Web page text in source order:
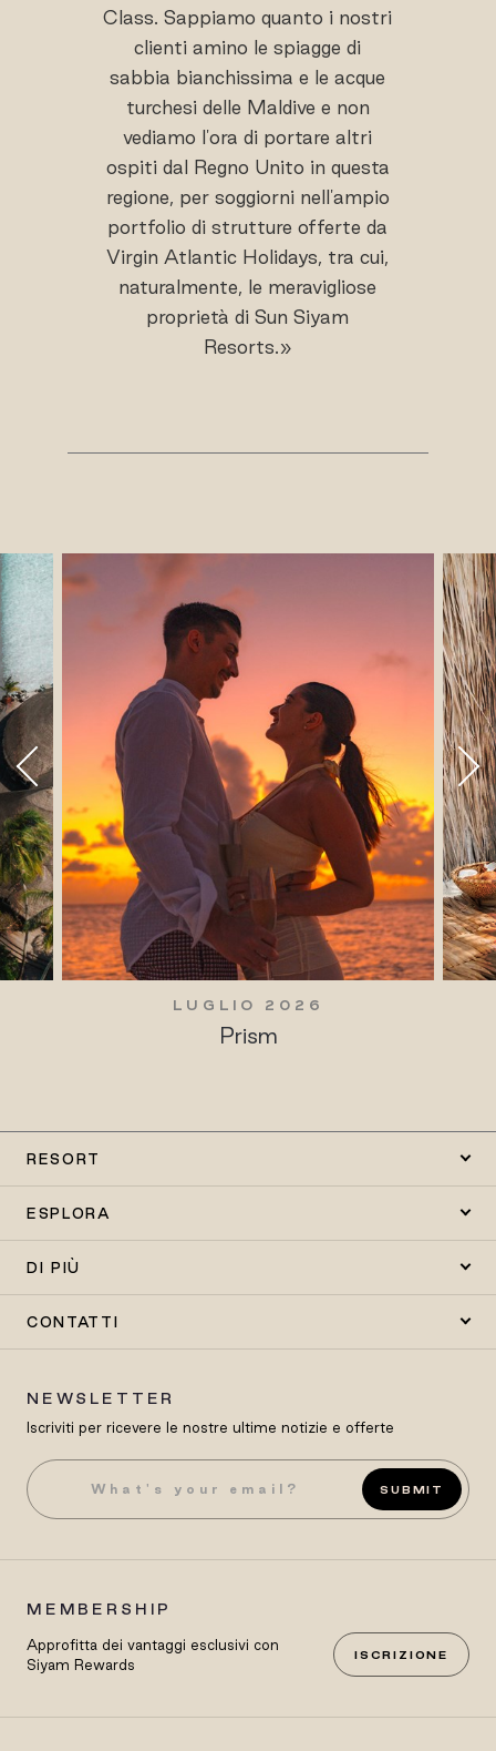
Class. Sappiamo quanto i nostri
clienti amino le spiagge di
sabbia bianchissima e le acque
turchesi delle Maldive e non
vediamo l'ora di portare altri
ospiti dal Regno Unito in questa
regione, per soggiorni nell'ampio
portfolio di strutture offerte da
Virgin Atlantic Holidays, tra cui,
naturalmente, le meravigliose
proprietà di Sun Siyam
Resorts.»
LUGLIO 2026
Prism
RESORT
ESPLORA
DI PIÙ
CONTATTI
NEWSLETTER
Iscriviti per ricevere le nostre ultime notizie e offerte
SUBMIT
MEMBERSHIP
Approfitta dei vantaggi esclusivi con
Siyam Rewards
ISCRIZIONE